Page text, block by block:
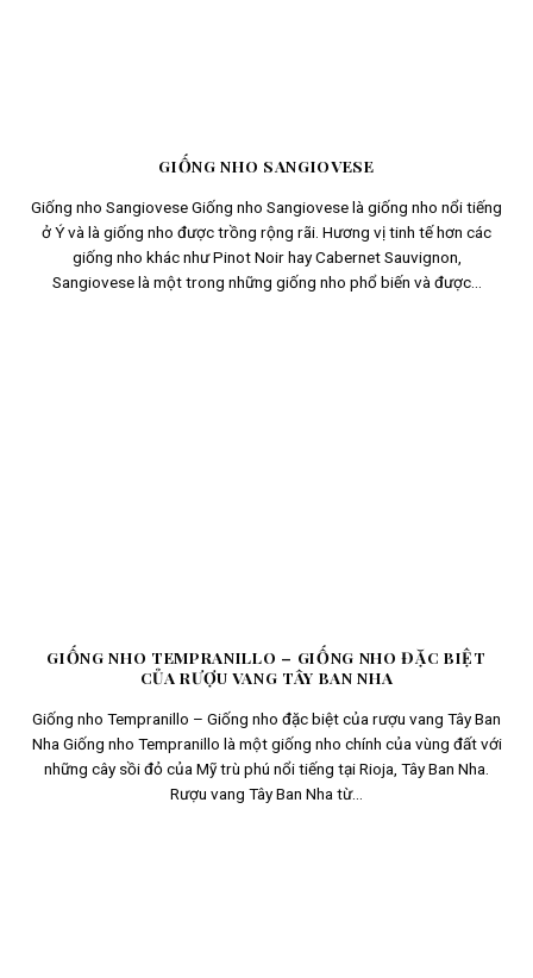
GIỐNG NHO SANGIOVESE
Giống nho Sangiovese Giống nho Sangiovese là giống nho nổi tiếng
ở Ý và là giống nho được trồng rộng rãi. Hương vị tinh tế hơn các
giống nho khác như Pinot Noir hay Cabernet Sauvignon,
Sangiovese là một trong những giống nho phổ biến và được...
GIỐNG NHO TEMPRANILLO – GIỐNG NHO ĐẶC BIỆT
CỦA RƯỢU VANG TÂY BAN NHA
Giống nho Tempranillo – Giống nho đặc biệt của rượu vang Tây Ban
Nha Giống nho Tempranillo là một giống nho chính của vùng đất với
những cây sồi đỏ của Mỹ trù phú nổi tiếng tại Rioja, Tây Ban Nha.
Rượu vang Tây Ban Nha từ...